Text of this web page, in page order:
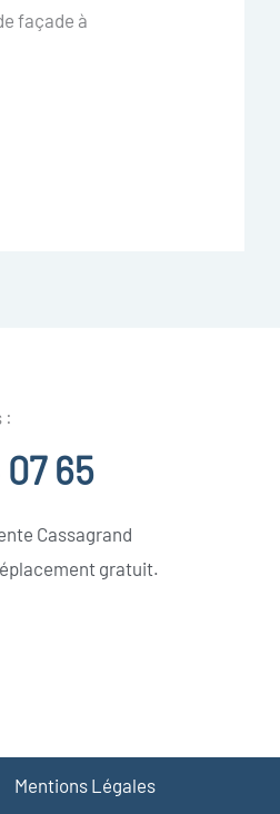
façade à
:
07 65
Cassagrand
gratuit.
Mentions Légales